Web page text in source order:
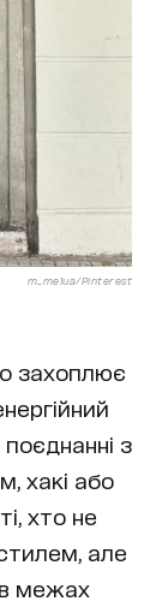
m_melua/Pinterest
захоплює
з
хакі або
хто не
але
межах